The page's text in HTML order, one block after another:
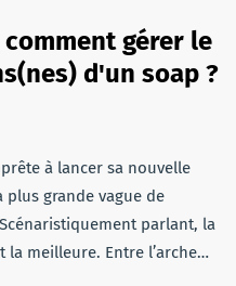
gérer le
d'un soap ?
à lancer sa nouvelle
grande vague de
parlant, la
la meilleure. Entre l’arche…